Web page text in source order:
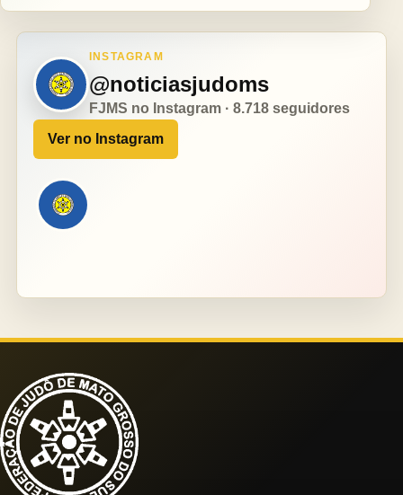
INSTAGRAM
@noticiasjudoms
FJMS no Instagram · 8.718 seguidores
Ver no Instagram